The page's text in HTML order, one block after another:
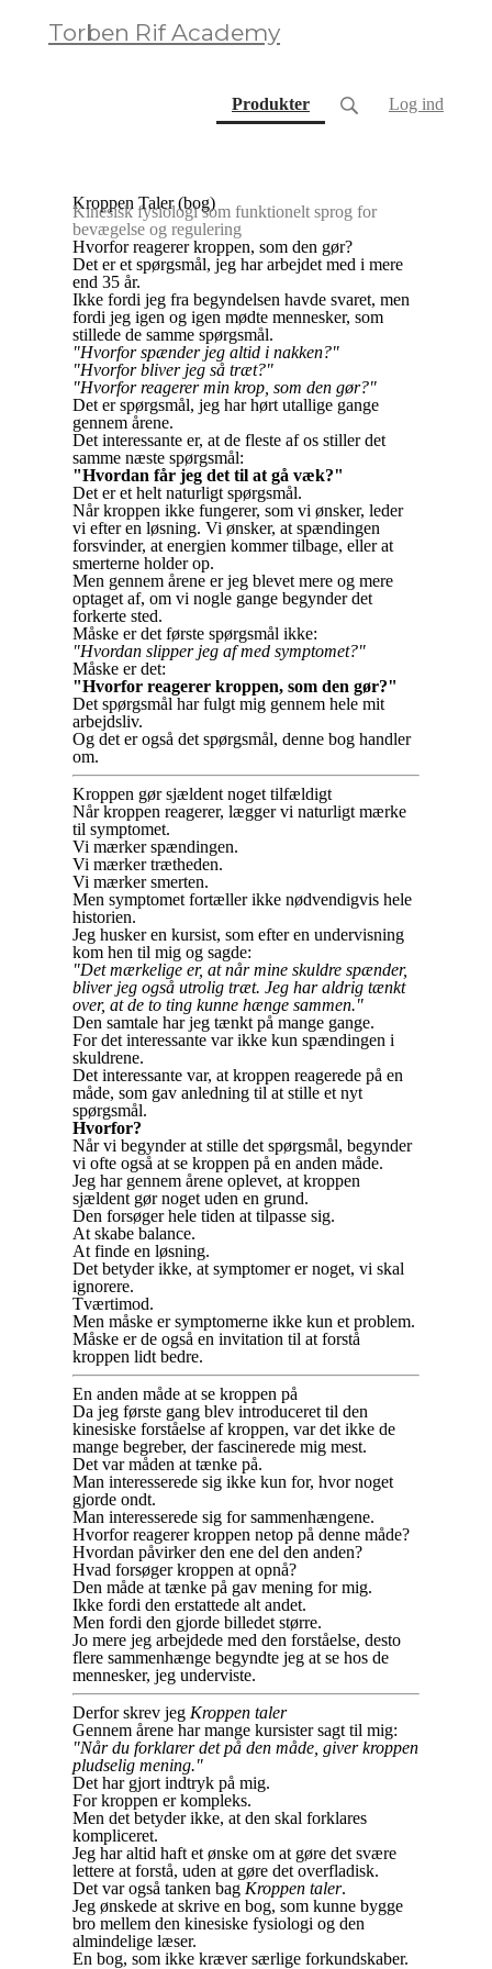
Torben Rif Academy
Produkter(current) Log ind
Kroppen Taler (bog)
Kinesisk fysiologi som funktionelt sprog for
bevægelse og regulering
Hvorfor reagerer kroppen, som den gør?
Det er et spørgsmål, jeg har arbejdet med i mere
end 35 år.
Ikke fordi jeg fra begyndelsen havde svaret, men
fordi jeg igen og igen mødte mennesker, som
stillede de samme spørgsmål.
"Hvorfor spænder jeg altid i nakken?"
"Hvorfor bliver jeg så træt?"
"Hvorfor reagerer min krop, som den gør?"
Det er spørgsmål, jeg har hørt utallige gange
gennem årene.
Det interessante er, at de fleste af os stiller det
samme næste spørgsmål:
"Hvordan får jeg det til at gå væk?"
Det er et helt naturligt spørgsmål.
Når kroppen ikke fungerer, som vi ønsker, leder
vi efter en løsning. Vi ønsker, at spændingen
forsvinder, at energien kommer tilbage, eller at
smerterne holder op.
Men gennem årene er jeg blevet mere og mere
optaget af, om vi nogle gange begynder det
forkerte sted.
Måske er det første spørgsmål ikke:
"Hvordan slipper jeg af med symptomet?"
Måske er det:
"Hvorfor reagerer kroppen, som den gør?"
Det spørgsmål har fulgt mig gennem hele mit
arbejdsliv.
Og det er også det spørgsmål, denne bog handler
om.
Kroppen gør sjældent noget tilfældigt
Når kroppen reagerer, lægger vi naturligt mærke
til symptomet.
Vi mærker spændingen.
Vi mærker trætheden.
Vi mærker smerten.
Men symptomet fortæller ikke nødvendigvis hele
historien.
Jeg husker en kursist, som efter en undervisning
kom hen til mig og sagde:
"Det mærkelige er, at når mine skuldre spænder,
bliver jeg også utrolig træt. Jeg har aldrig tænkt
over, at de to ting kunne hænge sammen."
Den samtale har jeg tænkt på mange gange.
For det interessante var ikke kun spændingen i
skuldrene.
Det interessante var, at kroppen reagerede på en
måde, som gav anledning til at stille et nyt
spørgsmål.
Hvorfor?
Når vi begynder at stille det spørgsmål, begynder
vi ofte også at se kroppen på en anden måde.
Jeg har gennem årene oplevet, at kroppen
sjældent gør noget uden en grund.
Den forsøger hele tiden at tilpasse sig.
At skabe balance.
At finde en løsning.
Det betyder ikke, at symptomer er noget, vi skal
ignorere.
Tværtimod.
Men måske er symptomerne ikke kun et problem.
Måske er de også en invitation til at forstå
kroppen lidt bedre.
En anden måde at se kroppen på
Da jeg første gang blev introduceret til den
kinesiske forståelse af kroppen, var det ikke de
mange begreber, der fascinerede mig mest.
Det var måden at tænke på.
Man interesserede sig ikke kun for, hvor noget
gjorde ondt.
Man interesserede sig for sammenhængene.
Hvorfor reagerer kroppen netop på denne måde?
Hvordan påvirker den ene del den anden?
Hvad forsøger kroppen at opnå?
Den måde at tænke på gav mening for mig.
Ikke fordi den erstattede alt andet.
Men fordi den gjorde billedet større.
Jo mere jeg arbejdede med den forståelse, desto
flere sammenhænge begyndte jeg at se hos de
mennesker, jeg underviste.
Derfor skrev jeg Kroppen taler
Gennem årene har mange kursister sagt til mig:
"Når du forklarer det på den måde, giver kroppen
pludselig mening."
Det har gjort indtryk på mig.
For kroppen er kompleks.
Men det betyder ikke, at den skal forklares
kompliceret.
Jeg har altid haft et ønske om at gøre det svære
lettere at forstå, uden at gøre det overfladisk.
Det var også tanken bag Kroppen taler.
Jeg ønskede at skrive en bog, som kunne bygge
bro mellem den kinesiske fysiologi og den
almindelige læser.
En bog, som ikke kræver særlige forkundskaber.